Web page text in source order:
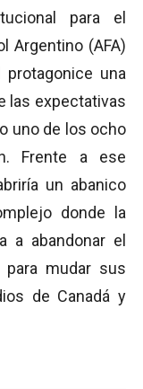
para el
Argentino (AFA)
una
las expectativas
uno de los ocho
Frente a ese
un abanico
donde la
a abandonar el
mudar sus
de Canadá y